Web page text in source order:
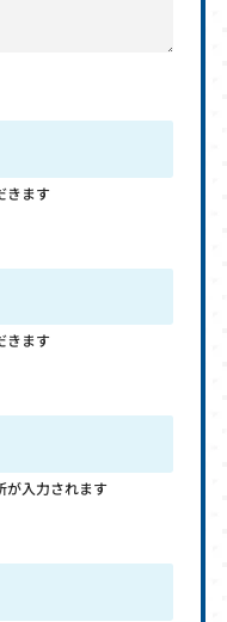
きます
きます
が入力されます